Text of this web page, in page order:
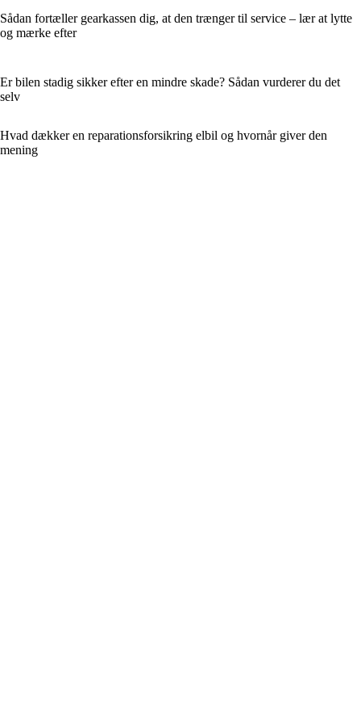
Sådan fortæller gearkassen dig, at den trænger til service – lær at lytte
og mærke efter
Er bilen stadig sikker efter en mindre skade? Sådan vurderer du det
selv
Hvad dækker en reparationsforsikring elbil og hvornår giver den
mening